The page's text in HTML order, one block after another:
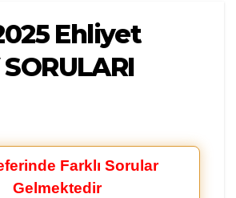
Ehliyet
Farklı Sorular
Gelmektedir